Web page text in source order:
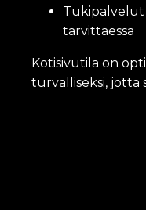
Tukipalvelut
tarvittaessa
Kotisivutila on
turvalliseksi, jotta